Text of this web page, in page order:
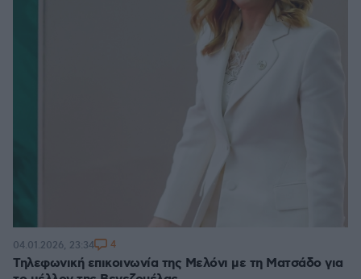
Τηλεφωνική επικοινωνία της Μελόνι με τη Ματσάδο για
04.01.2026, 23:34 4